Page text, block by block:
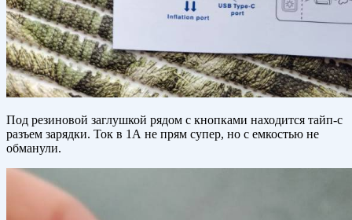
Под резиновой заглушкой рядом с кнопками находится тайп-с
разъем зарядки. Ток в 1А не прям супер, но с емкостью не
обманули.